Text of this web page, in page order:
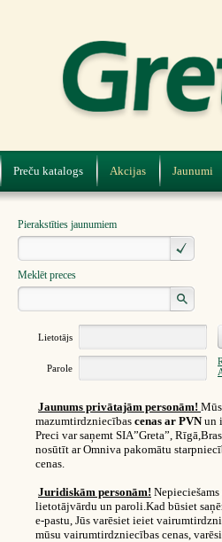
Preču katalogs Akcijas Jaunumi
Pierakstīties jaunumiem
Meklēt preces
Lietotājs
Parole
Jaunums privātajām personām!
mazumtirdzniecības cenas ar PVNun
Preci var saņemt SIA”Greta”,
nosūtīt ar Omniva pakomātu
cenas.
Juridiskām personām!
lietotājvārdu un paroli.Kad būsiet
e-pastu, Jūs varēsiet ieiet
mūsu vairumtirdzniecības cenas,